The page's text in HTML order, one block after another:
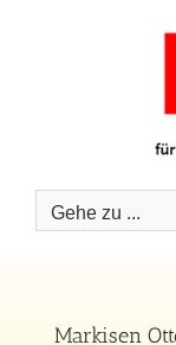
Gehe zu ...
Markisen